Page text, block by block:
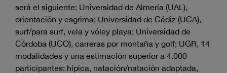
será el siguiente: Universidad de Almería (UAL),
orientación y esgrima; Universidad de Cádiz (UCA),
surf/para surf, vela y vóley playa; Universidad de
Córdoba (UCO), carreras por montaña y golf; UGR, 14
modalidades y una estimación superior a 4.000
participantes: hípica, natación/natación adaptada,